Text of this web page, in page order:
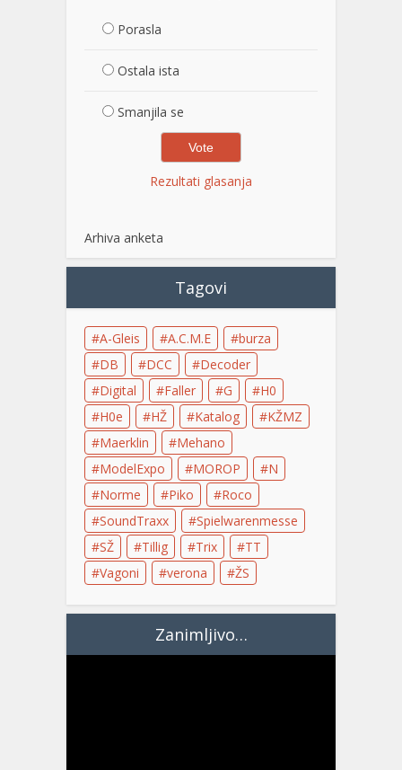
Porasla
Ostala ista
Smanjila se
Rezultati glasanja
Arhiva anketa
Tagovi
A-Gleis A.C.M.E
burza
DB
DCC
Decoder
Digital
Faller G
H0
H0e
HŽ Katalog
KŽMZ
Maerklin
Mehano
ModelExpo
MOROP
N
Norme
Piko
Roco
SoundTraxx
Spielwarenmesse
SŽ
Tillig Trix
TT
Vagoni
verona ŽS
Zanimljivo…